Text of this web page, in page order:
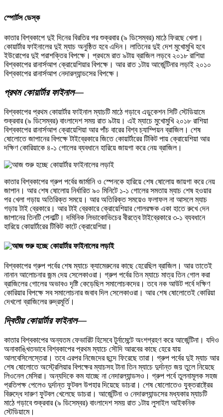
স্পোর্টস ডেস্ক
কাতার বিশ্বকাপে দুই দিনের বিরতির পর শুক্রবার (৯ ডিসেম্বর) মাঠে ফিরছে খেলা।
কোয়ার্টার ফাইনালের দুই ম্যাচ অনুষ্ঠিত হবে এদিন। লাতিনের দুই দেশ মুখোমুখি হবে
ইউরোপের দুই পরাশক্তির বিপক্ষে। প্রথমে রাত ৯টায় ব্রাজিল লড়বে ২০১৮ রাশিয়া
বিশ্বকাপের রানার্সআপ ক্রোয়েশিয়ার বিপক্ষে। আর রাত ১টায় আর্জেন্টিনার লড়াই ২০১০
বিশ্বকাপের রানার্সআপ নেদারল্যান্ডসের বিপক্ষে।
প্রথম কোয়ার্টার ফাইনাল—
বিশ্বকাপের প্রথম কোয়ার্টার ফাইনাল ম্যাচটি মাঠে গড়াবে এডুকেশন সিটি স্টেডিয়ামে
শুক্রবার (৯ ডিসেম্বর) বাংলাদেশ সময় রাত ৯টায়। এই ম্যাচে মুখোমুখি ২০১৮ রাশিয়া
বিশ্বকাপের রানার্সআপ ক্রোয়েশিয়া আর পাঁচ বারের বিশ্ব চ্যাম্পিয়ন ব্রাজিল। শেষ
ষোলোতে জাপানের বিপক্ষে টাইব্রেকারে জিতে কোয়ার্টারের টিকিট পায় ক্রোয়েশিয়া আর
দক্ষিণ কোরিয়াকে ৪-১ গোলের ব্যবধানে হারিয়ে জায়গা করে নেয় ব্রাজিল।
কাতার বিশ্বকাপের গ্রুপ পর্বের জার্মানি ও স্পেনকে হারিয়ে শেষ ষোলোয় জায়গা করে নেয়
জাপান। আর শেষ ষোলোয় নির্ধারিত ৯০ মিনিটে ১-১ গোলের সমতায় ম্যাচ শেষ হওয়ার
পর খেলা গড়ায় অতিরিক্ত সময়ে। আর অতিরিক্ত সময়েও ফলাফল না আসলে ম্যাচ
গড়ায় টাই ব্রেকারে। আর টাই ব্রেকারে ক্রোয়েশিয়ার গোলরক্ষক একা হাতে রুখে দেন
জাপানের তিনটি পেনাল্টি। দমিনিক লিভাকোভিচের বীরত্বে টাইব্রেকারে ৩-১ ব্যবধানে
হারিয়ে কোয়ার্টারের টিকিট কাটে ক্রোয়েশিয়া।
বিশ্বকাপের গ্রুপ পর্বের শেষ ম্যাচে ক্যামেরুনের কাছে হেরেছিল ব্রাজিল। আর তাতেই
নানান আলোচনার জন্ম দেয় সেলেকাওরা। গ্রুপ পর্বের তিন ম্যাচে মাত্র তিন গোল করা
ব্রাজিলের গোলের অভাবও দৃষ্টি কেড়েছিল সমালোচকদের। তবে নক আউট পর্বে দক্ষিণ
কোরিয়ার বিপক্ষে সব সমালোচনার জবাব দিল সেলেকাওরা। আর শেষ ষোলোতেই কোরিয়া
দেখলো ব্রাজিলের রুদ্রমূর্তি।
দ্বিতীয় কোয়ার্টার ফাইনাল—
কাতার বিশ্বকাপের অন্যতম ফেভারিট হিসেবে টুর্নামেন্টে অংশগ্রহণ করে আর্জেন্টিনা। যদিও
অনাকাঙ্খিতভাবে বিশ্বকাপের প্রথম ম্যাচে সৌদি আরবের কাছে হেরে যায়
আলবেসিলেস্তেরা। তবে এরপর নিজেদের ছন্দে ফিরেছে তারা। গ্রুপ পর্বের দুই ম্যাচ আর
শেষ ষোলোতে অস্ট্রেলিয়ার বিপক্ষের ম্যাচসহ টানা তিন ম্যাচে দুর্দান্ত জয় তুলে নিয়েছে
লিওনেল মেসিরা। অন্যদিকে কম যাচ্ছে না নেদারল্যান্ডসও। গ্রুপ পর্বে তুলনামূলক সহজ
প্রতিপক্ষ পেলেও দুর্দান্ত ফুটবল উপহার দিয়েছে ডাচরা। শেষ ষোলোতেও যুক্তরাষ্ট্রের
বিরুদ্ধে দারুণ ফুটবল খেলেছে ডাচরা। আর্জেন্টিনা ও নেদারল্যান্ডসের মধ্যকার ম্যাচটি
মাঠে গড়াবে শুক্রবার (৯ ডিসেম্বর) বাংলাদেশ সময় রাত ১টায় লুসাইল আইকনিক
স্টেডিয়ামে।